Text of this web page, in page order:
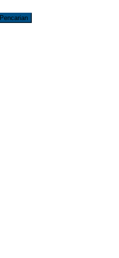
Pencarian